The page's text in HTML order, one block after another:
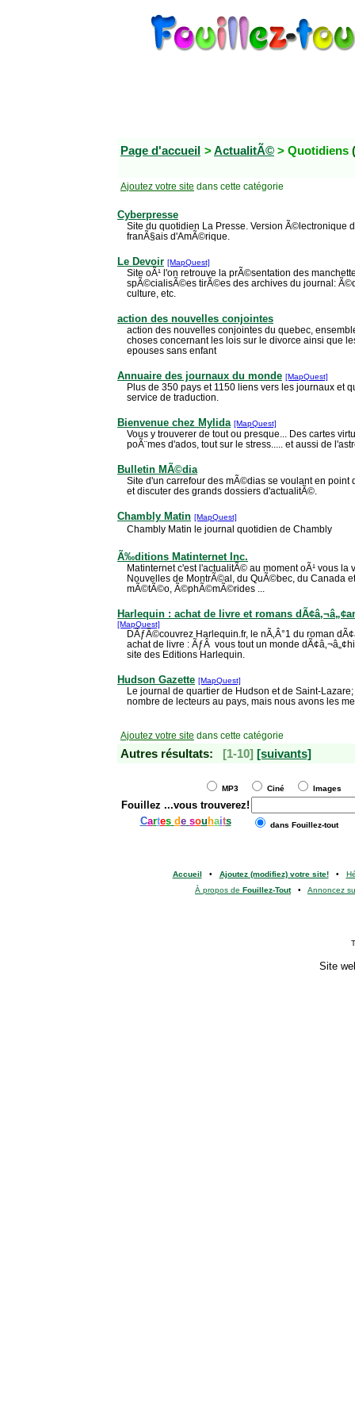
Page d'accueil >ActualitÃ© > Quotidiens
Ajoutez votre site dans cette catégorie
Cyberpresse
Site du quotidien La Presse. Version Ã©lectronique
franÃ§ais d'AmÃ©rique.
Le Devoir [MapQuest]
Site oÃ¹ l'on retrouve la prÃ©sentation des
spÃ©cialisÃ©es tirÃ©es des archives du journal:
culture, etc.
action des nouvelles conjointes
action des nouvelles conjointes du quebec,
choses concernant les lois sur le divorce ainsi que
epouses sans enfant
Annuaire des journaux du monde [MapQuest]
Plus de 350 pays et 1150 liens vers les journaux et
service de traduction.
Bienvenue chez Mylida [MapQuest]
Vous y trouverer de tout ou presque... Des cartes
poÃ¨mes d'ados, tout sur le stress..... et aussi de
Bulletin MÃ©dia
Site d'un carrefour des mÃ©dias se voulant en point
et discuter des grands dossiers d'actualitÃ©.
Chambly Matin [MapQuest]
Chambly Matin le journal quotidien de Chambly
Ã‰ditions Matinternet Inc.
Matinternet c'est l'actualitÃ© au moment oÃ¹ vous la
Nouvelles de MontrÃ©al, du QuÃ©bec, du Canada
mÃ©tÃ©o, Ã©phÃ©mÃ©rides ...
Harlequin : achat de livre et romans
[MapQuest]
DÃƒÂ©couvrez Harlequin.fr, le nÃ‚Â°1 du roman
achat de livre : ÃƒÂ vous tout un monde
site des Editions Harlequin.
Hudson Gazette [MapQuest]
Le journal de quartier de Hudson et de Saint-
nombre de lecteurs au pays, mais nous avons les
Ajoutez votre site dans cette catégorie
Autres résultats: [1-10] [suivants]
MP3 Ciné Images
Fouillez ...vous trouverez!
Cartes de sou haits dans Fouillez-tout
Accueil • Ajoutez (modifiez) votre site!•
À propos de Fouillez-Tout• Annoncez
Site